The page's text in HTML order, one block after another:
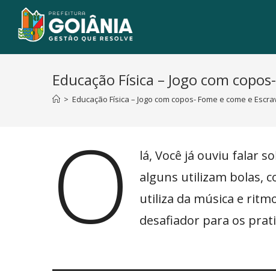
Educação Física – Jogo com
> Educação Física – Jogo com copos- Fome e come e
O
lá, Você já ouviu falar
alguns utilizam bolas,
utiliza da música e
desafiador para os